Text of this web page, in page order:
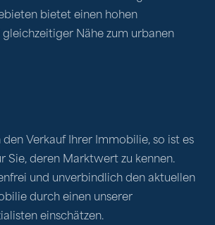
bietet einen hohen
Nähe zum urbanen
den Verkauf Ihrer Immobilie, so ist es
Sie, deren Marktwert zu kennen.
und unverbindlich den aktuellen
durch einen unserer
einschätzen.